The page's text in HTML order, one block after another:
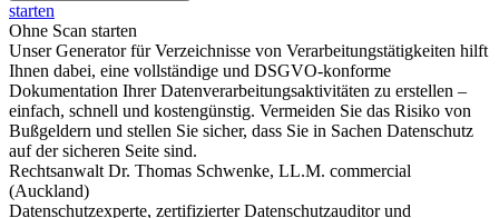
starten
Ohne Scan starten
Unser Generator für Verzeichnisse von Verarbeitungstätigkeiten hilft
Ihnen dabei, eine vollständige und DSGVO-konforme
Dokumentation Ihrer Datenverarbeitungsaktivitäten zu erstellen –
einfach, schnell und kostengünstig. Vermeiden Sie das Risiko von
Bußgeldern und stellen Sie sicher, dass Sie in Sachen Datenschutz
auf der sicheren Seite sind.
Rechtsanwalt Dr. Thomas Schwenke, LL.M. commercial
(Auckland)
Datenschutzexperte, zertifizierter Datenschutzauditor und